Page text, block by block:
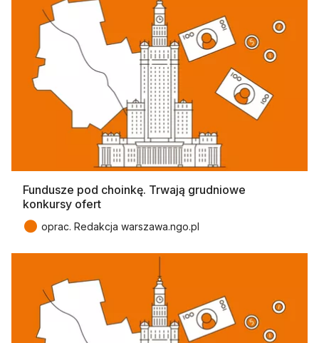
Fundusze pod choinkę. Trwają grudniowe
konkursy ofert
● oprac. Redakcja warszawa.ngo.pl